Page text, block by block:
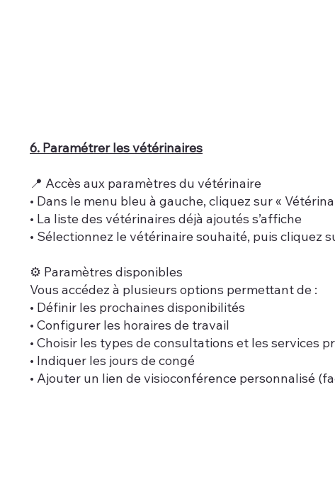
6. Paramétrer les vétérinaires
📍 Accès aux paramètres du vétérinaire
• Dans le menu bleu à gauche, cliquez sur «
• La liste des vétérinaires déjà ajoutés s’affiche
• Sélectionnez le vétérinaire souhaité, puis cliquez
⚙️ Paramètres disponibles
Vous accédez à plusieurs options permettant de :
• Définir les prochaines disponibilités
• Configurer les horaires de travail
• Choisir les types de consultations et les services
• Indiquer les jours de congé
• Ajouter un lien de visioconférence personnalisé